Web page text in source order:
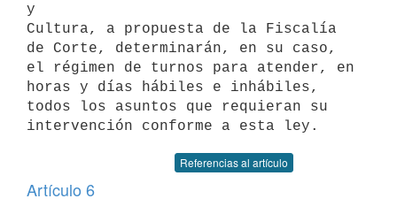
y
Cultura, a propuesta de la Fiscalía
de Corte, determinarán, en su caso,
el régimen de turnos para atender, en
horas y días hábiles e inhábiles,
todos los asuntos que requieran su
Referencias al artículo
Artículo 6